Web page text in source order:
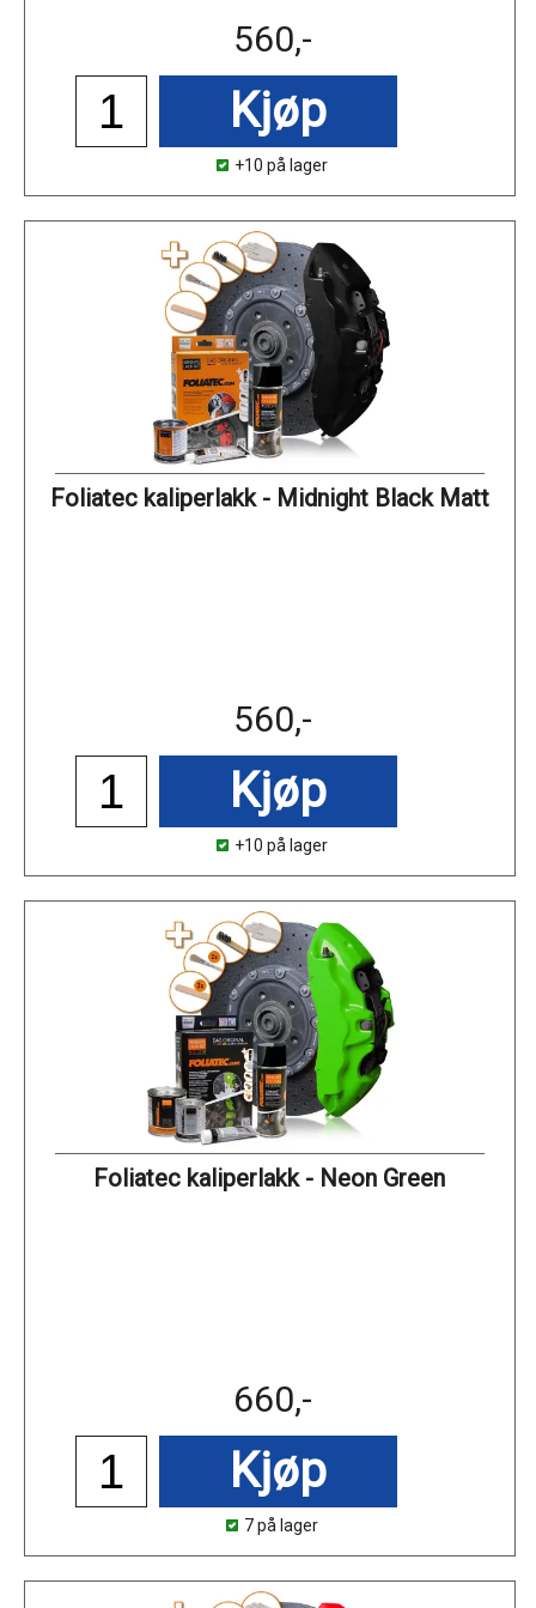
560,-
Kjøp
+10 på lager
Foliatec kaliperlakk - Midnight Black Matt
560,-
Kjøp
+10 på lager
Foliatec kaliperlakk - Neon Green
660,-
Kjøp
7 på lager